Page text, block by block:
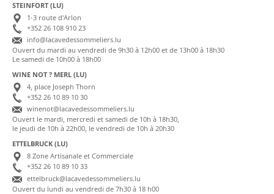
STEINFORT (LU)
1-3 route d'Arlon
+352 26 108 910 23
info@lacavedessommeliers.lu
Ouvert du mardi au vendredi de 9h30 à 12h00 et de 13h00 à 18h30
Le samedi de 10h00 à 18h00
WINE NOT ? MERL (LU)
4, place Joseph Thorn
+352 26 10 89 10 30
winenot@lacavedessommeliers.lu
Ouvert le mardi, mercredi et samedi de 10h à 18h30,
le jeudi de 10h à 22h00, le vendredi de 10h à 20h30
ETTELBRUCK (LU)
8 Zone Artisanale et Commerciale
+352 26 10 89 10 33
ettelbruck@lacavedessommeliers.lu
Ouvert du lundi au vendredi de 7h30 à 18 h00